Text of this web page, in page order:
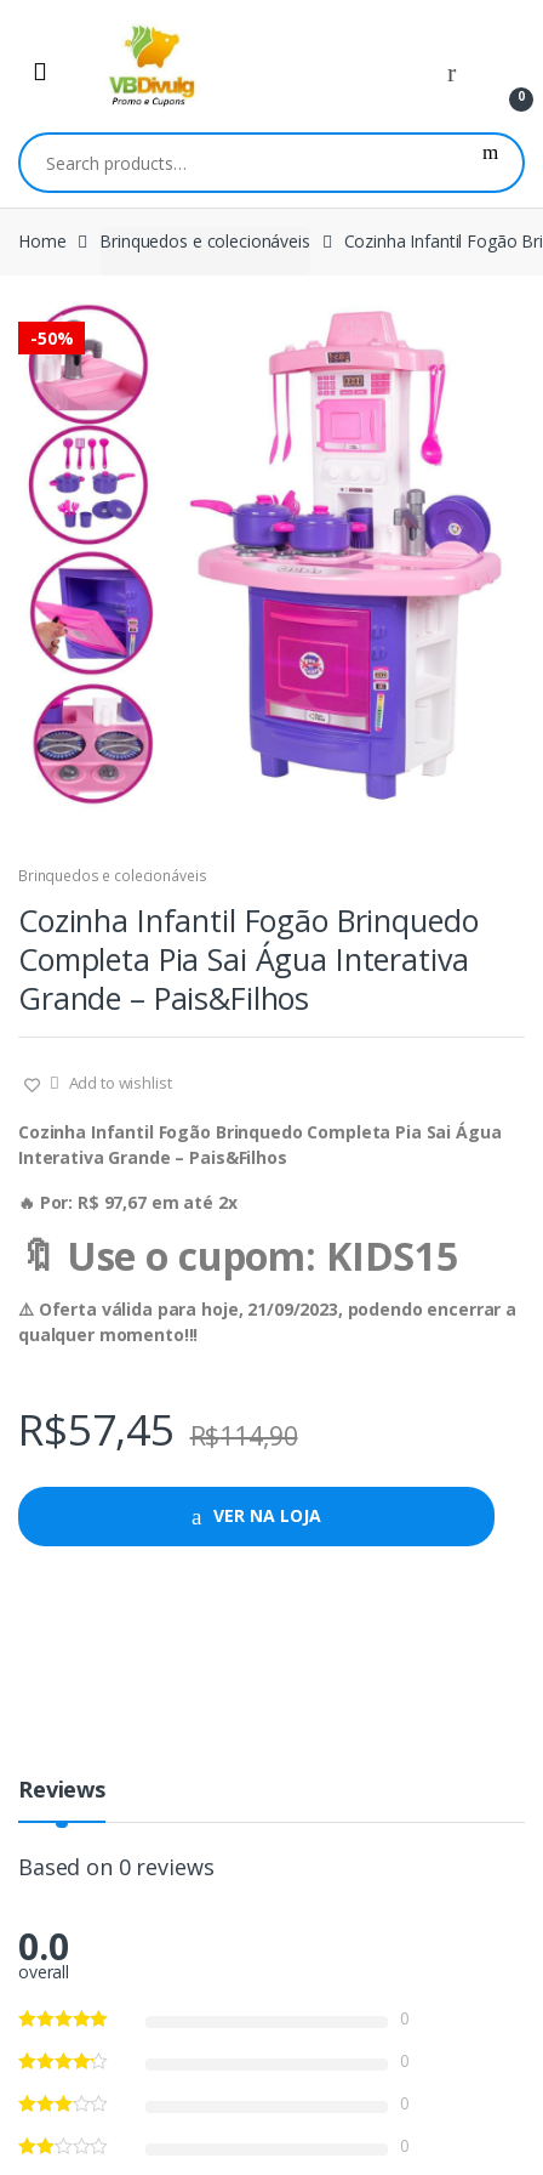
navigation
content
0
Search
for:
Home Brinquedos e colecionáveis Cozinha Infantil Fogão
-50%
Brinquedos e colecionáveis
Cozinha Infantil Fogão Brinquedo
Completa Pia Sai Água Interativa
Grande – Pais&Filhos
Add to wishlist
Cozinha Infantil Fogão Brinquedo Completa Pia Sai Água
Interativa Grande – Pais&Filhos
🔥 Por: R$ 97,67 em até 2x
🔖 Use o cupom: KIDS15
⚠️ Oferta válida para hoje, 21/09/2023, podendo encerrar a
qualquer momento!!!
R$57,45 R$114,90
VER NA LOJA
Reviews
Based on 0 reviews
0.0
overall
0
0
0
0